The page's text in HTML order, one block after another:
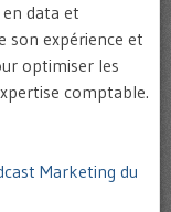
en data et
son expérience et
optimiser les
comptable.
Marketing du